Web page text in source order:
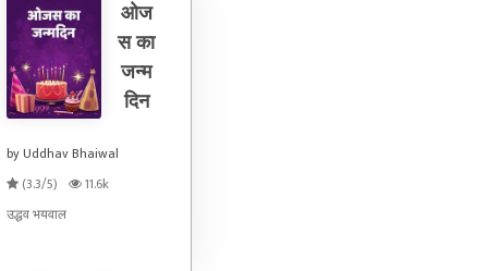
ओज
स का
जन्म
दिन
by Uddhav Bhaiwal
(3.3/5)
11.6k
उद्धव भयवाल